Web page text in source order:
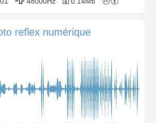
reflex numérique